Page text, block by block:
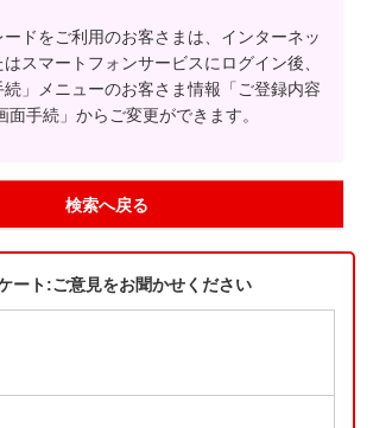
ドをご利用のお客さまは、インターネッ
はスマートフォンサービスにログイン後、
続」メニューのお客さま情報「ご登録内容
面手続」からご変更ができます。
検索へ戻る
ート:ご意見をお聞かせください